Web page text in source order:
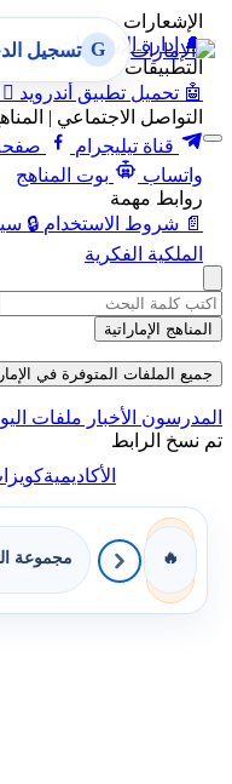
الإشعارات
🔔 إدارة الإشعارات
التطبيقات
🤖 تحميل تطبيق أندرويد 
التواصل الاجتماعي |
قناة تيليجرام
واتساب
بوت المناهج
روابط مهمة
📄 شروط الاستخدام 🔒
الملكية الفكرية
G تسجيل
المناهج الإماراتية
جميع الملفات المتوفرة في الإمارات
المدرسون الأخبار ملفات
تم نسخ الرابط
الأكاديمية
🔥 مجموعة